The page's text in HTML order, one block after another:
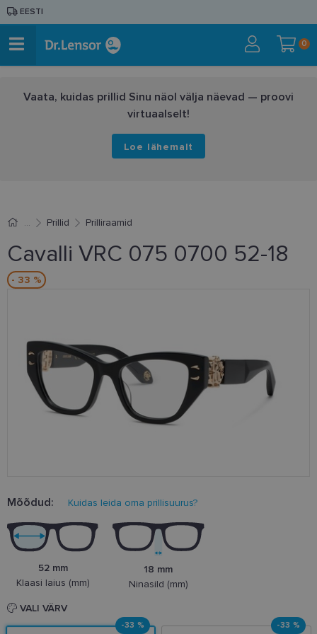
EESTI
0
Vaata, kuidas prillid Sinu näol välja näevad — proovi
virtuaalselt!
Loe lähemalt
Prillid Prilliraamid
Cavalli VRC 075 0700 52-18
- 33 %
Mõõdud: Kuidas leida oma prillisuurus?
52 mm
Klaasi laius (mm)
18 mm
Ninasild (mm)
VALI VÄRV
-33 % -33 %